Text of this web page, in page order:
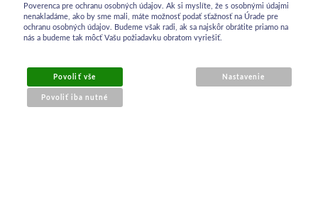
Poverenca pre ochranu osobných údajov. Ak si myslíte, že s osobnými údajmi
nenakladáme, ako by sme mali, máte možnosť podať sťažnosť na Úrade pre
ochranu osobných údajov. Budeme však radi, ak sa najskôr obrátite priamo na
nás a budeme tak môcť Vašu požiadavku obratom vyriešiť.
Povoliť vše
Povoliť iba nutné
Nastavenie